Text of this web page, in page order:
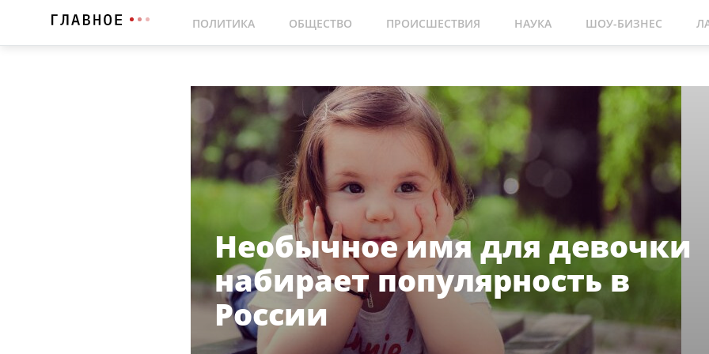
ПОЛИТИКА ОБЩЕСТВО ПРОИСШЕСТВИЯ НАУКА ШОУ-БИЗНЕС
Необычное имя для девочки
набирает популярность в
России